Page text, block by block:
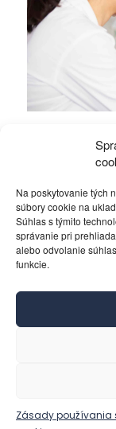
Na poskytovanie tých
súbory cookie na
Súhlas s týmito
správanie pri
alebo odvolanie
funkcie.
Zásady používania
neodkladať?
Zdravie a